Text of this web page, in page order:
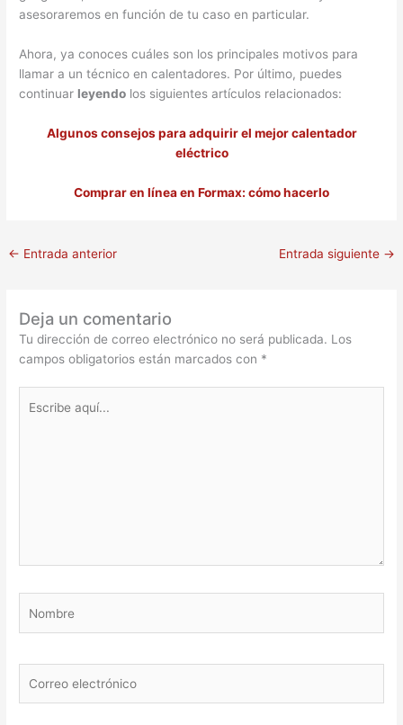
asesoraremos en función de tu caso en particular.
Ahora, ya conoces cuáles son los principales motivos para
llamar a un técnico en calentadores. Por último, puedes
continuar leyendo los siguientes artículos relacionados:
Algunos consejos para adquirir el mejor calentador
eléctrico
Comprar en línea en Formax: cómo hacerlo
← Entrada anterior Entrada siguiente →
Deja un comentario
Tu dirección de correo electrónico no será publicada. Los
campos obligatorios están marcados con *
aquí...
electrónico